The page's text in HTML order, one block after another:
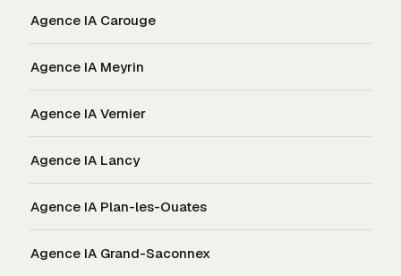
Agence IA Carouge
Agence IA Meyrin
Agence IA Vernier
Agence IA Lancy
Agence IA Plan-les-Ouates
Agence IA Grand-Saconnex